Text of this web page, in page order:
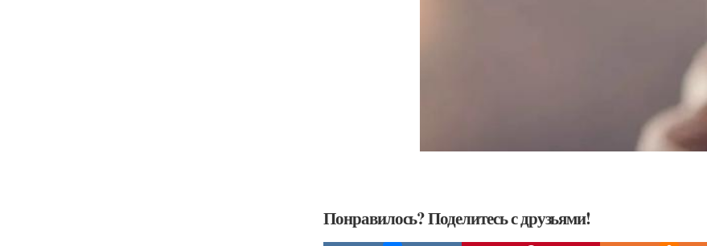
Понравилось? Поделитесь с друзьями!